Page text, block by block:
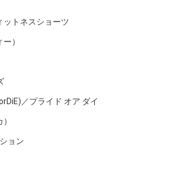
ットネスショーツ
）
／プライド オア ダイ
ョン